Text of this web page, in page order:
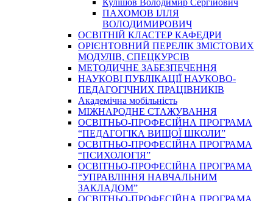
Кулішов Володимир Сергійович
ПАХОМОВ ІЛЛЯ
ВОЛОДИМИРОВИЧ
ОСВІТНІЙ КЛАСТЕР КАФЕДРИ
ОРІЄНТОВНИЙ ПЕРЕЛІК ЗМІСТОВИХ
МОДУЛІВ, СПЕЦКУРСІВ
МЕТОДИЧНЕ ЗАБЕЗПЕЧЕННЯ
НАУКОВІ ПУБЛІКАЦІЇ НАУКОВО-
ПЕДАГОГІЧНИХ ПРАЦІВНИКІВ
Академічна мобільність
МІЖНАРОДНЕ СТАЖУВАННЯ
ОСВІТНЬО-ПРОФЕСІЙНА ПРОГРАМА
“ПЕДАГОГІКА ВИЩОЇ ШКОЛИ”
ОСВІТНЬО-ПРОФЕСІЙНА ПРОГРАМА
“ПСИХОЛОГІЯ”
ОСВІТНЬО-ПРОФЕСІЙНА ПРОГРАМА
“УПРАВЛІННЯ НАВЧАЛЬНИМ
ЗАКЛАДОМ”
ОСВІТНЬО-ПРОФЕСІЙНА ПРОГРАМА